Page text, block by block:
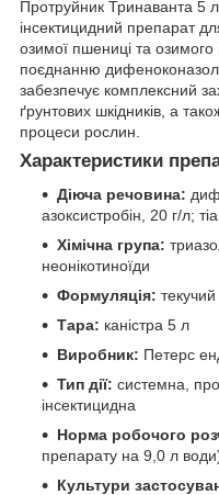
Протруйник Тринаванта 5
інсектицидний препарат
озимої пшениці та
поєднанню
забезпечує комплексний
ґрунтових шкідників, а
процеси рослин.
Характеристики
Діюча речовина:
азоксистробін, 20 г/л;
Хімічна група:
неонікотиноїди
Формуляція: текучий
Тара: каністра 5 л
Виробник: Петерс
Тип дії: системна,
інсектицидна
Норма робочого
препарату на 9,0 л
Культури